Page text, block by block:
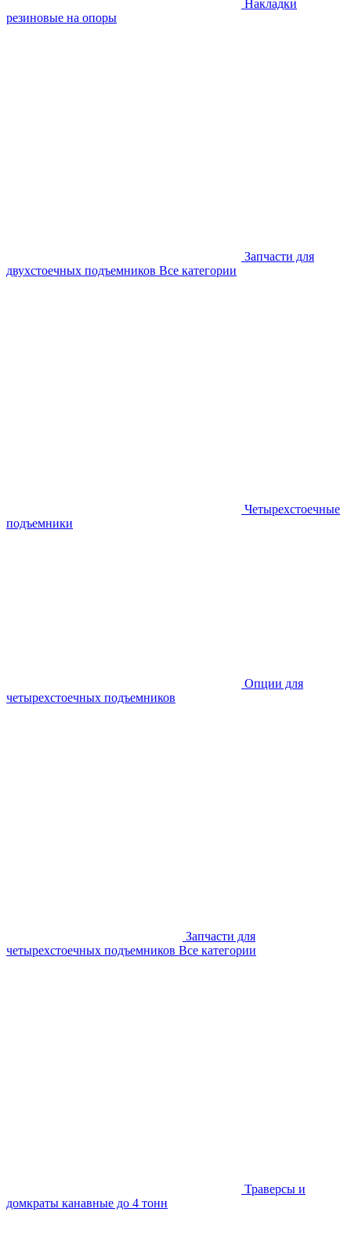
Накладки
резиновые на опоры
Запчасти для
двухстоечных подъемников Все категории
Четырехстоечные
подъемники
Опции для
четырехстоечных подъемников
Запчасти для
четырехстоечных подъемников Все категории
Траверсы и
домкраты канавные до 4 тонн